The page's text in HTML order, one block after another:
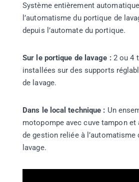
Système entièrement
l’automatisme du portique de
depuis l’automate du portique.
Sur le portique de lavage :2 ou 4
installées sur des supports
de lavage.
Dans le local technique : Un
motopompe avec cuve tampon
de gestion reliée à l’automatisme
lavage.